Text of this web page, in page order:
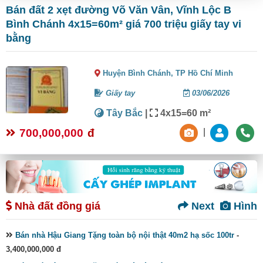
Bán đất 2 xẹt đường Võ Văn Vân, Vĩnh Lộc B
Bình Chánh 4x15=60m² giá 700 triệu giấy tay vi
bằng
Huyện Bình Chánh,TP Hồ Chí Minh
Giấy tay 03/06/2026
Tây Bắc | 4x15=60 m²
700,000,000 đ
Nhà đất đồng giá Hình
Next
Bán nhà Hậu Giang Tặng toàn bộ nội thật 40m2 hạ sốc 100tr -
3,400,000,000 đ